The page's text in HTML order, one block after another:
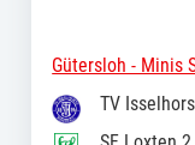
Gütersloh - Minis
TV